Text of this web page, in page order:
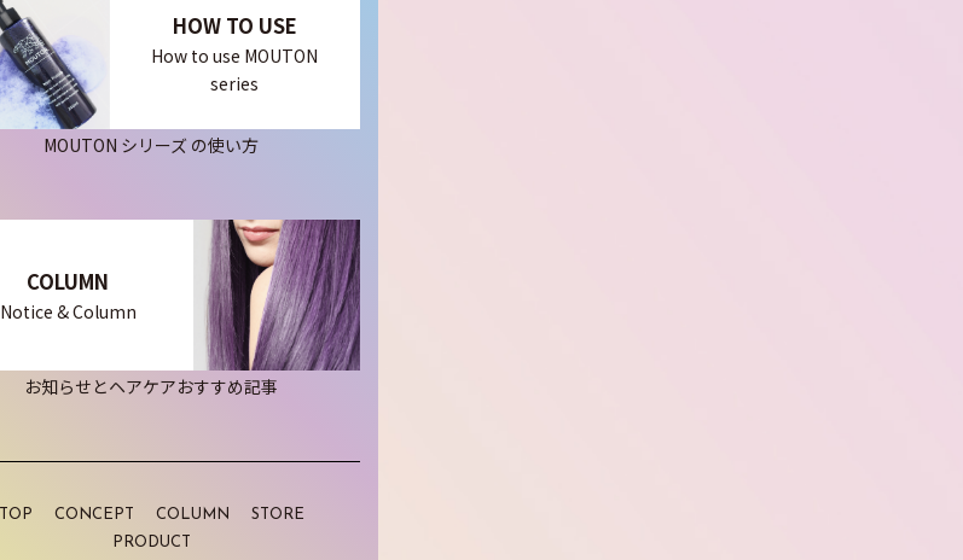
HOW TO USE
How to use MOUTON
series
MOUTON シリーズ の使い方
COLUMN
Notice & Column
お知らせとヘアケアおすすめ記事
TOP CONCEPT COLUMN
STORE
PRODUCT